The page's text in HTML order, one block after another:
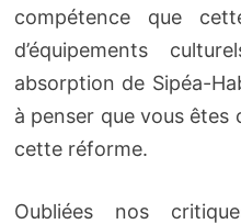
compétence que
d’équipements
absorption de Sipéa-
à penser que vous
cette réforme.
Oubliées nos